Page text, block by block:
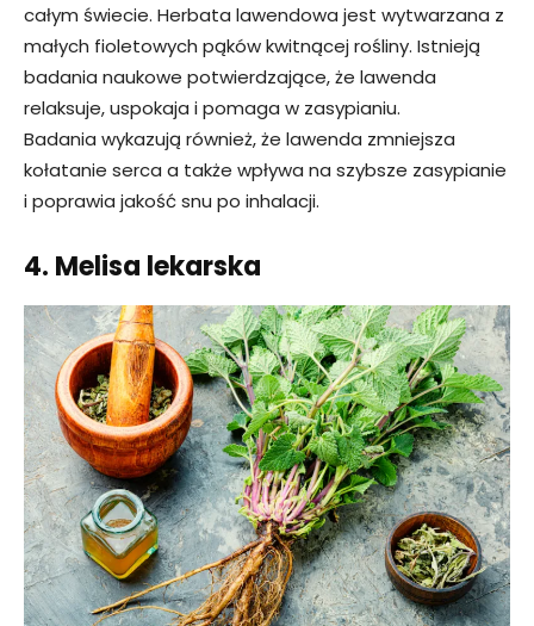
całym świecie. Herbata lawendowa jest wytwarzana z
małych fioletowych pąków kwitnącej rośliny. Istnieją
badania naukowe potwierdzające, że lawenda
relaksuje, uspokaja i pomaga w zasypianiu.
Badania wykazują również, że lawenda zmniejsza
kołatanie serca a także wpływa na szybsze zasypianie
i poprawia jakość snu po inhalacji.
4. Melisa lekarska